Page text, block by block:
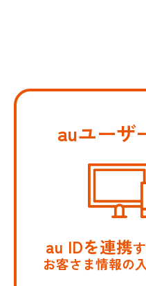
auユーザ
au IDを連携
お客さま情報の